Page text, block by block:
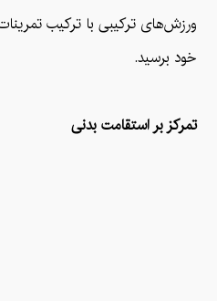
ورزش‌های ترکیبی با ترکیب
خود برسید.
تمرکز بر استقامت بدنی